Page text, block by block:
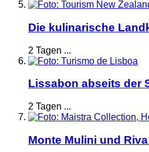
Die kulinarische
2 Tagen ...
Lissabon abseits der
2 Tagen ...
Monte Mulini und